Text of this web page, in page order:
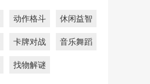
动作格斗 休闲益智
卡牌对战 音乐舞蹈
找物解谜